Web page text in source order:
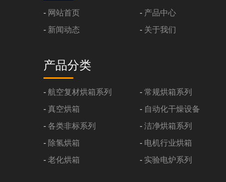
- 网站首页 - 产品中心
- 新闻动态 - 关于我们
产品分类
- 航空复材烘箱系列 -常规烘箱系列
- 真空烘箱 - 自动化干燥设备
- 各类非标系列 -洁净烘箱系列
- 除氢烘箱 - 电机行业烘箱
- 老化烘箱 - 实验电炉系列